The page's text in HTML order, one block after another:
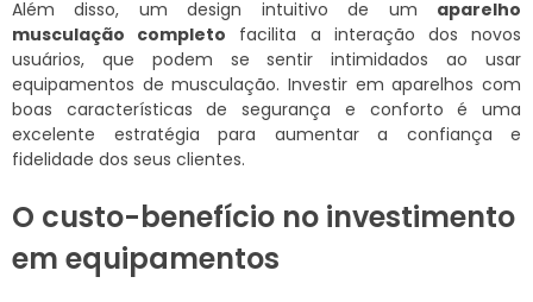
Além disso, um design intuitivo de um aparelho
musculação completo facilita a interação dos novos
usuários, que podem se sentir intimidados ao usar
equipamentos de musculação. Investir em aparelhos com
boas características de segurança e conforto é uma
excelente estratégia para aumentar a confiança e
fidelidade dos seus clientes.
O custo-benefício no investimento
em equipamentos